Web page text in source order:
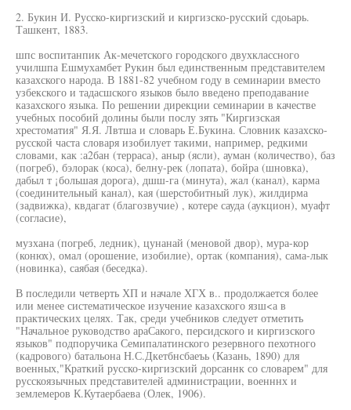
2. Букин И. Русско-киргизский и киргизско-русский сдоьарь.
Ташкент, 1883.
шпс воспитанпик Ак-мечетского городского двухклассного
училшпа Ешмухамбет Рукин был единственным представителем
казахского народа. В 1881-82 учебном году в семинарии вместо
узбекского и тадасшского языков было введено преподавание
казахского языка. По решении дирекции семинарии в качестве
учебных пособий долины были послу зять "Киргизская
хрестоматия" Я.Я. Лвтша и словарь Е.Букина. Словник казахско-
русской часта словаря изобилует такими, например, редкими
словами, как :а2бан (терраса), аныр (ясли), ауман (количество), баз
(погреб), бэлорак (коса), белну-рек (лопата), бойра (шновка),
дабыл т ¡большая дорога), дшш-га (минута), жал (канал), карма
(соединительный канал), кая (шерстобитный лук), жилдирма
(задвижка), квдагат (благозвучие) , котере сауда (аукцион), муафт
(согласие),
музхана (погреб, ледник), цунанай (меновой двор), мура-кор
(конюх), омал (орошение, изобилие), ортак (компания), сама-лык
(новинка), саябая (беседка).
В последили четверть ХП и начале ХГХ в.. продолжается более
или менее систематическое изучение казахского язш<а в
практических целях. Так, среди учебников следует отметить
"Начальное руководство араСакого, персидского и киргизского
языков" подпоручика Семипалатинского резервного пехотного
(кадрового) батальона Н.С.Дкетбнсбаеъь (Казань, 1890) для
военных,"Краткий русско-киргизский дорсаннк со словарем" для
русскоязычных представителей администрации, военннх и
землемеров К.Кутаербаева (Олек, 1906).